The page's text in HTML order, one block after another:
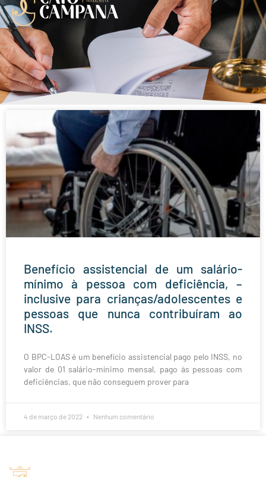
Benefício assistencial de um salário-
mínimo à pessoa com deficiência, –
inclusive para crianças/adolescentes e
pessoas que nunca contribuíram ao
INSS.
O BPC-LOAS é um benefício assistencial pago pelo INSS, no
valor de 01 salário-mínimo mensal, pago às pessoas com
deficiências, que não conseguem prover para
4 de março de 2022 Nenhum comentário